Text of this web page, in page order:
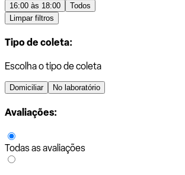
16:00 às 18:00
Todos
Limpar filtros
Tipo de coleta:
Escolha o tipo de coleta
Domiciliar No laboratório
Avaliações:
Todas as avaliações